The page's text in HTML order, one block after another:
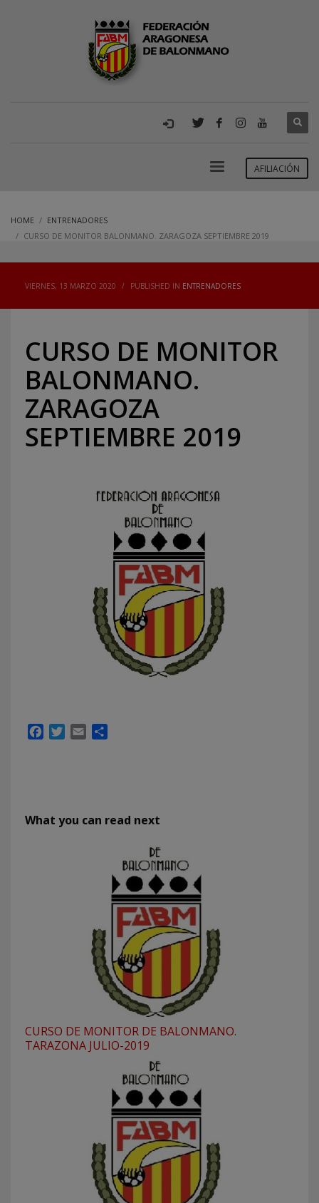
AFILIACIÓN
HOME
ENTRENADORES
CURSO DE MONITOR BALONMANO. ZARAGOZA SEPTIEMBRE 2019
VIERNES, 13 MARZO 2020 / PUBLISHED IN ENTRENADORES
CURSO DE MONITOR
BALONMANO.
ZARAGOZA
SEPTIEMBRE 2019
FacebookTwitter
Email
What you can read next
CURSO DE MONITOR DE BALONMANO.
TARAZONA JULIO-2019